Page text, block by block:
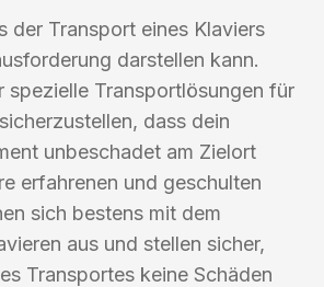
der Transport eines Klaviers
darstellen kann.
spezielle Transportlösungen für
dass dein
unbeschadet am Zielort
erfahrenen und geschulten
sich bestens mit dem
aus und stellen sicher,
Transportes keine Schäden